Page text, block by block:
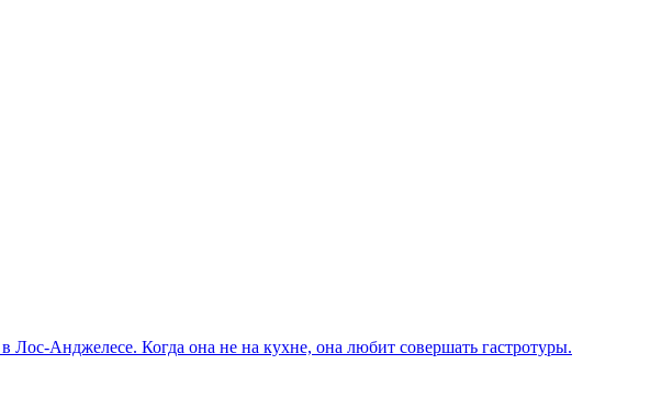
Анджелесе. Когда она не на кухне, она любит совершать гастротуры.